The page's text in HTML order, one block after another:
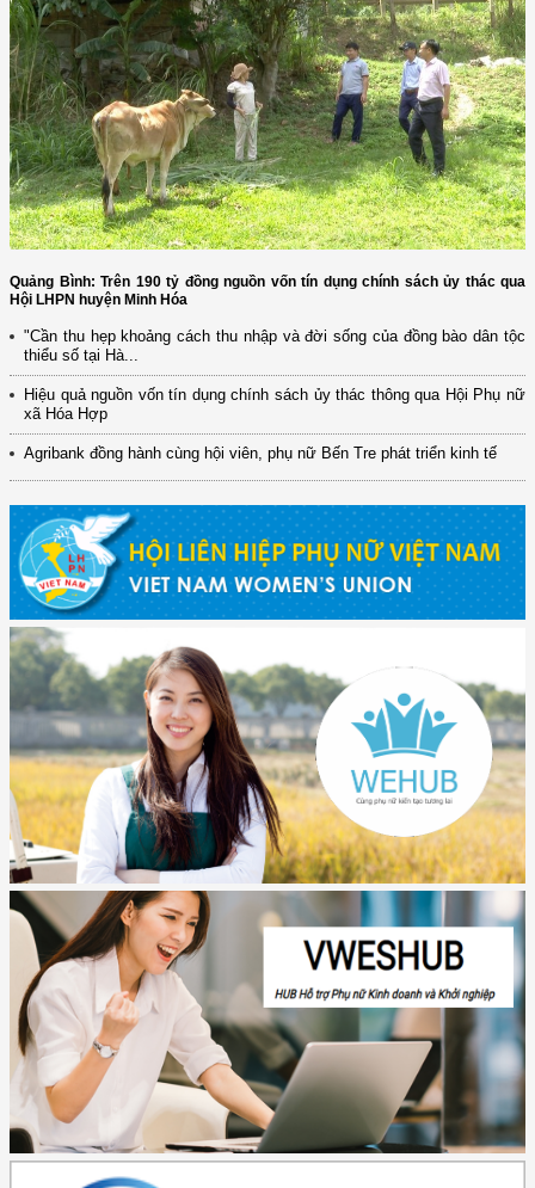
Quảng Bình: Trên 190 tỷ đồng nguồn vốn tín dụng chính sách ủy thác qua
Hội LHPN huyện Minh Hóa
"Cần thu hẹp khoảng cách thu nhập và đời sống của đồng bào dân tộc
thiểu số tại Hà...
Hiệu quả nguồn vốn tín dụng chính sách ủy thác thông qua Hội Phụ nữ
xã Hóa Hợp
Agribank đồng hành cùng hội viên, phụ nữ Bến Tre phát triển kinh tế